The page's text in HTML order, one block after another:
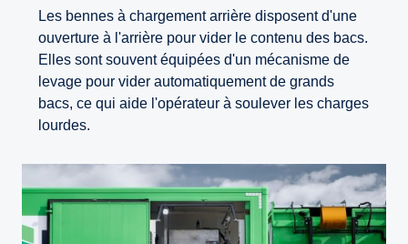
Les bennes à chargement arrière disposent d'une
ouverture à l'arrière pour vider le contenu des bacs.
Elles sont souvent équipées d'un mécanisme de
levage pour vider automatiquement de grands
bacs, ce qui aide l'opérateur à soulever les charges
lourdes.